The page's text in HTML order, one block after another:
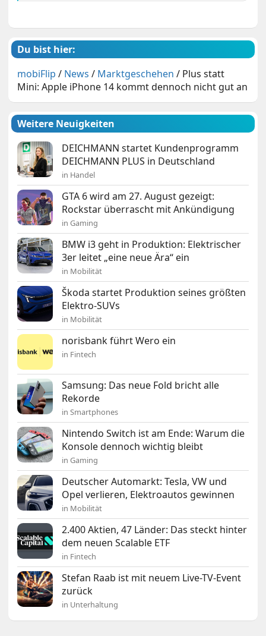
Du bist hier:
mobiFlip / News / Marktgeschehen / Plus statt
Mini: Apple iPhone 14 kommt dennoch nicht gut an
Weitere Neuigkeiten
DEICHMANN startet Kundenprogramm
DEICHMANN PLUS in Deutschland
in Handel
GTA 6 wird am 27. August gezeigt:
Rockstar überrascht mit Ankündigung
in Gaming
BMW i3 geht in Produktion: Elektrischer
3er leitet „eine neue Ära“ ein
in Mobilität
Škoda startet Produktion seines größten
Elektro-SUVs
in Mobilität
norisbank führt Wero ein
in Fintech
Samsung: Das neue Fold bricht alle
Rekorde
in Smartphones
Nintendo Switch ist am Ende: Warum die
Konsole dennoch wichtig bleibt
in Gaming
Deutscher Automarkt: Tesla, VW und
Opel verlieren, Elektroautos gewinnen
in Mobilität
2.400 Aktien, 47 Länder: Das steckt hinter
dem neuen Scalable ETF
in Fintech
Stefan Raab ist mit neuem Live-TV-Event
zurück
in Unterhaltung